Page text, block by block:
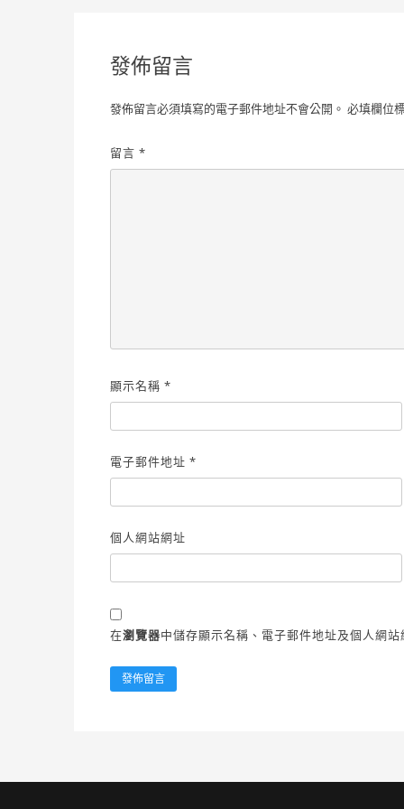
發佈留言
發佈留言必須填寫的電子郵件地址不會公開。 必填欄位
留言 *
顯示名稱 *
電子郵件地址 *
個人網站網址
在瀏覽器中儲存顯示名稱、電子郵件地址及個人網